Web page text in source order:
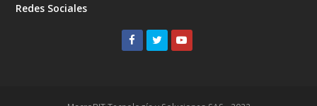
Redes Sociales
Facebook
TwitterYoutube